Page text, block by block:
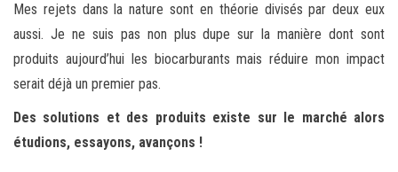
Mes rejets dans la nature sont en théorie divisés par deux eux
aussi. Je ne suis pas non plus dupe sur la manière dont sont
produits aujourd’hui les biocarburants mais réduire mon impact
serait déjà un premier pas.
Des solutions et des produits existe sur le marché alors
étudions, essayons, avançons !